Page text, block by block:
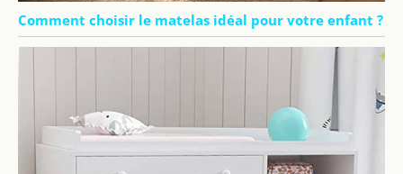
Comment choisir le matelas idéal pour votre enfant ?